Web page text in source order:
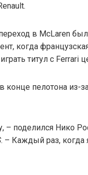
в McLaren
когда
титул с Ferrari
конце пелотона из-
– поделился Нико
. – Каждый раз, когда